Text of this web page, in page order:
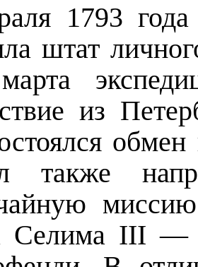
1793
штат
из
обмен
также
Селима III —